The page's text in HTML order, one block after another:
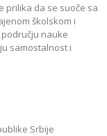
prilika da se suoče sa
školskom i
nauke
samostalnost i
Srbije